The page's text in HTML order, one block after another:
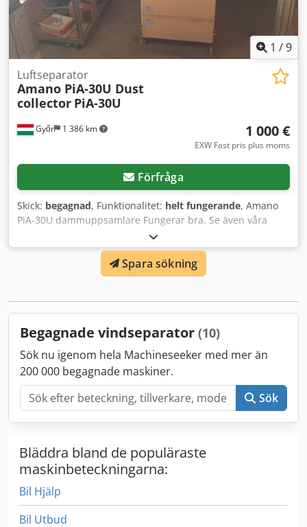
1 /9
Győr 1 386 km
Luftseparator
Amano PiA-30U Dust
collector PiA-30U
1 000 €
EXW Fast pris plus moms
Förfråga
Skick: begagnad, Funktionalitet: helt fungerande, Amano
PiA-30U dammuppsamlare Fungerar bra. Se även våra
andra annonser. Codpfjryxmxex Af Uerf
Spara sökning
Begagnade vindseparator (10)
Sök nu igenom hela Machineseeker med mer än
200 000 begagnade maskiner.
Sök
Bläddra bland de populäraste
maskinbeteckningarna:
Bil Hjälp
Bil Utbud